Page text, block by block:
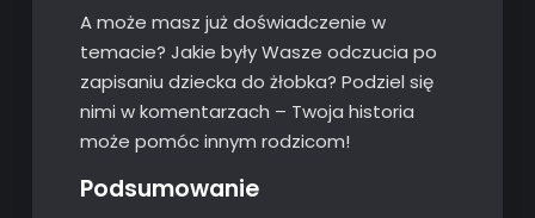
A może masz już doświadczenie w
temacie? Jakie były Wasze odczucia po
zapisaniu dziecka do żłobka? Podziel się
nimi w komentarzach – Twoja historia
może pomóc innym rodzicom!
Podsumowanie